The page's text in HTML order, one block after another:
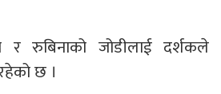
र रुबिनाको जोडीलाई दर्शकले
छ ।